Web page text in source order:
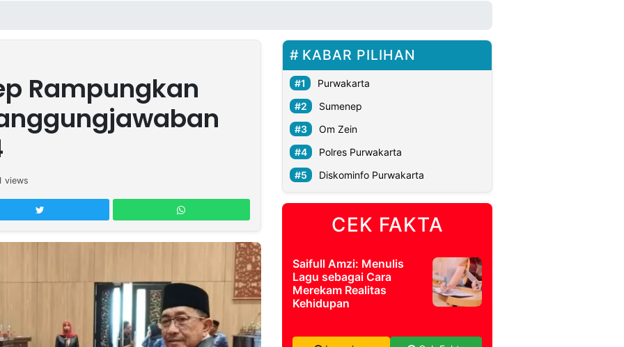
Rampungkan
views
KABAR PILIHAN
Purwakarta
Sumenep
Om Zein
Polres Purwakarta
Diskominfo Purwakarta
CEK FAKTA
Saifull Amzi: Menulis
Lagu sebagai Cara
Merekam Realitas
Kehidupan